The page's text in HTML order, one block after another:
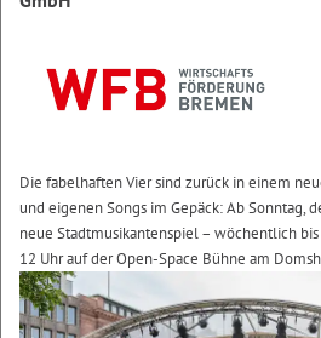
Die fabelhaften Vier sind zurück in einem
und eigenen Songs im Gepäck: Ab Sonntag,
neue Stadtmusikantenspiel – wöchentlich
12 Uhr auf der Open-Space Bühne am